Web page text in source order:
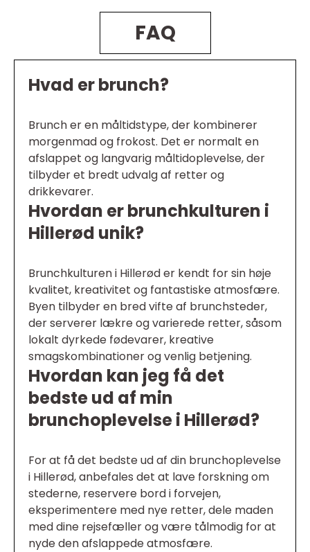
FAQ
Hvad er brunch?
Brunch er en måltidstype, der kombinerer
morgenmad og frokost. Det er normalt en
afslappet og langvarig måltidoplevelse, der
tilbyder et bredt udvalg af retter og
drikkevarer.
Hvordan er brunchkulturen i
Hillerød unik?
Brunchkulturen i Hillerød er kendt for sin høje
kvalitet, kreativitet og fantastiske atmosfære.
Byen tilbyder en bred vifte af brunchsteder,
der serverer lækre og varierede retter, såsom
lokalt dyrkede fødevarer, kreative
smagskombinationer og venlig betjening.
Hvordan kan jeg få det
bedste ud af min
brunchoplevelse i Hillerød?
For at få det bedste ud af din brunchoplevelse
i Hillerød, anbefales det at lave forskning om
stederne, reservere bord i forvejen,
eksperimentere med nye retter, dele maden
med dine rejsefæller og være tålmodig for at
nyde den afslappede atmosfære.